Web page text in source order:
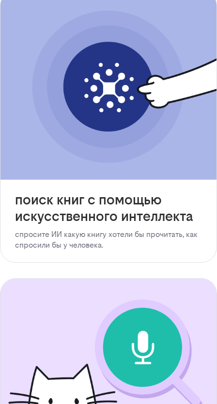
поиск книг с помощью
искусственного интеллекта
спросите ИИ какую книгу хотели бы прочитать, как
спросили бы у человека.